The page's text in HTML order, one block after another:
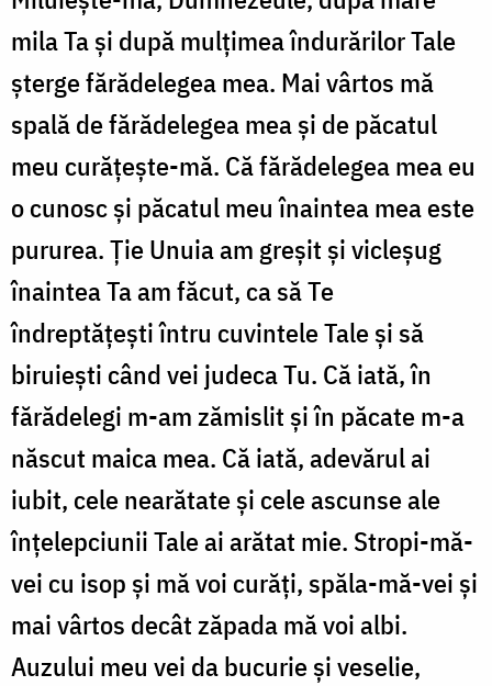
mila Ta şi după mulţimea îndurărilor Tale
şterge fărădelegea mea. Mai vârtos mă
spală de fărădelegea mea şi de păcatul
meu curăţeşte-mă. Că fărădelegea mea eu
o cunosc şi păcatul meu înaintea mea este
pururea. Ţie Unuia am greşit şi vicleşug
înaintea Ta am făcut, ca să Te
îndreptăţeşti întru cuvintele Tale şi să
biruieşti când vei judeca Tu. Că iată, în
fărădelegi m-am zămislit şi în păcate m-a
născut maica mea. Că iată, adevărul ai
iubit, cele nearătate şi cele ascunse ale
înţelepciunii Tale ai arătat mie. Stropi-mă-
vei cu isop şi mă voi curăţi, spăla-mă-vei şi
mai vârtos decât zăpada mă voi albi.
Auzului meu vei da bucurie şi veselie,